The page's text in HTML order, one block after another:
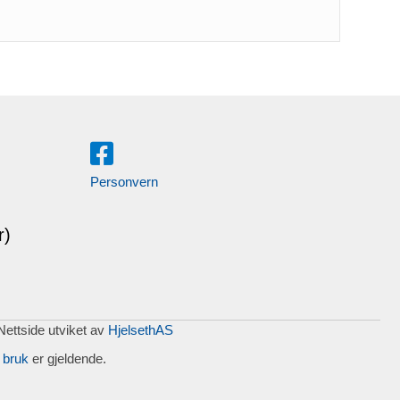
Personvern
utviket av HjelsethAS
er gjeldende.